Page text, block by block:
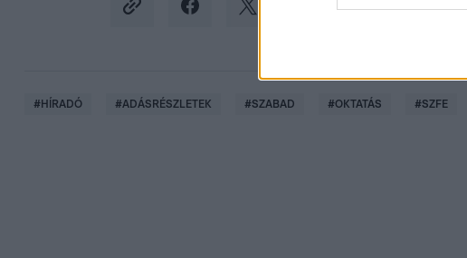
#HÍRADÓ #ADÁSRÉSZLETEK #SZABAD #OKTATÁS #SZFE